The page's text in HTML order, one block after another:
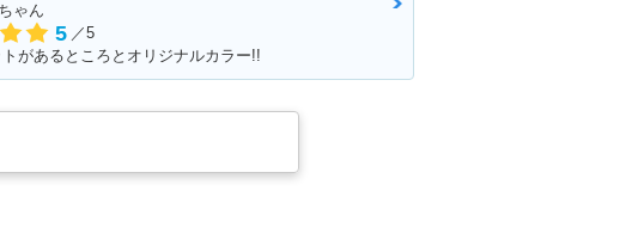
ゃん
5 ／5
があるところとオリジナルカラー!!